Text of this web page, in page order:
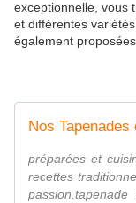
exceptionnelle, vous
et différentes
également proposées.
préparées et
recettes